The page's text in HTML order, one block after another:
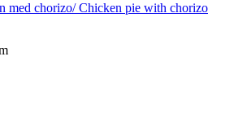
med chorizo/ Chicken pie with chorizo